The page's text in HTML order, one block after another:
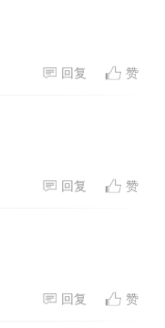
回复 赞
回复 赞
回复 赞